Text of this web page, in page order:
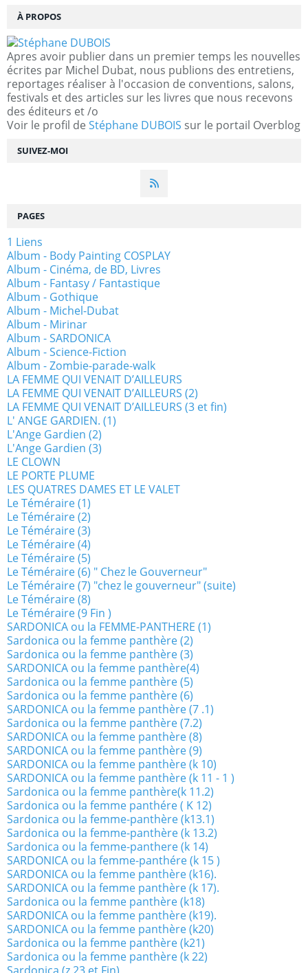
SUIVEZ-MOI
À PROPOS
Apres avoir publier dans un premier temps les nouvelles
écrites par Michel Dubat, nous publions des entretiens,
reportages réaliser à l'occasion de conventions, salons,
festivals et des articles sur les livres que nous recevons
des éditeurs et /o
Voir le profil de Stéphane DUBOIS sur le portail Overblog
PAGES
1 Liens
Album - Body Painting COSPLAY
Album - Cinéma, de BD, Livres
Album - Fantasy / Fantastique
Album - Gothique
Album - Michel-Dubat
Album - Mirinar
Album - SARDONICA
Album - Science-Fiction
Album - Zombie-parade-walk
LA FEMME QUI VENAIT D’AILLEURS
LA FEMME QUI VENAIT D’AILLEURS (2)
LA FEMME QUI VENAIT D’AILLEURS (3 et fin)
L' ANGE GARDIEN. (1)
L'Ange Gardien (2)
L'Ange Gardien (3)
LE CLOWN
LE PORTE PLUME
LES QUATRES DAMES ET LE VALET
Le Téméraire (1)
Le Téméraire (2)
Le Téméraire (3)
Le Téméraire (4)
Le Téméraire (5)
Le Téméraire (6) " Chez le Gouverneur"
Le Téméraire (7) "chez le gouverneur" (suite)
Le Téméraire (8)
Le Téméraire (9 Fin )
SARDONICA ou la FEMME-PANTHERE (1)
Sardonica ou la femme panthère (2)
Sardonica ou la femme panthère (3)
SARDONICA ou la femme panthère(4)
Sardonica ou la femme panthère (5)
Sardonica ou la femme panthère (6)
SARDONICA ou la femme panthère (7 .1)
Sardonica ou la femme panthère (7.2)
SARDONICA ou la femme panthère (8)
SARDONICA ou la femme panthère (9)
SARDONICA ou la femme panthère (k 10)
SARDONICA ou la femme panthère (k 11 - 1 )
Sardonica ou la femme panthère(k 11.2)
Sardonica ou la femme panthére ( K 12)
Sardonica ou la femme-panthère (k13.1)
Sardonica ou la femme-panthère (k 13.2)
Sardonica ou la femme-panthere (k 14)
SARDONICA ou la femme-panthére (k 15 )
SARDONICA ou la femme panthère (k16).
SARDONICA ou la femme panthère (k 17).
Sardonica ou la femme panthère (k18)
SARDONICA ou la femme panthère (k19).
SARDONICA ou la femme panthère (k20)
Sardonica ou la femme panthère (k21)
Sardonica ou la femme panthère (k 22)